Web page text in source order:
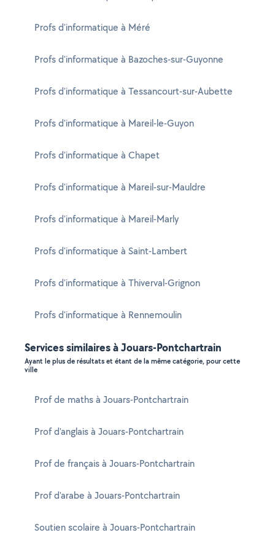
Profs d'informatique à Méré
Profs d'informatique à Bazoches-sur-Guyonne
Profs d'informatique à Tessancourt-sur-Aubette
Profs d'informatique à Mareil-le-Guyon
Profs d'informatique à Chapet
Profs d'informatique à Mareil-sur-Mauldre
Profs d'informatique à Mareil-Marly
Profs d'informatique à Saint-Lambert
Profs d'informatique à Thiverval-Grignon
Profs d'informatique à Rennemoulin
Services similaires à Jouars-Pontchartrain
Ayant le plus de résultats et étant de la même catégorie, pour cette
ville
Prof de maths à Jouars-Pontchartrain
Prof d'anglais à Jouars-Pontchartrain
Prof de français à Jouars-Pontchartrain
Prof d'arabe à Jouars-Pontchartrain
Soutien scolaire à Jouars-Pontchartrain